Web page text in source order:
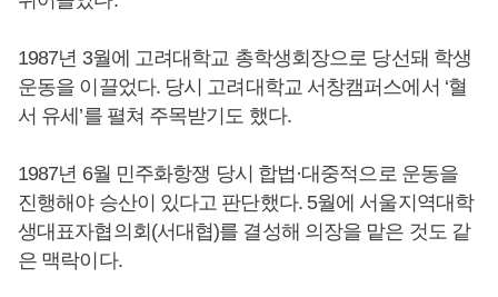
1987년 3월에 고려대학교 총학생회장으로 당선돼 학생
운동을 이끌었다. 당시 고려대학교 서창캠퍼스에서 ‘혈
서 유세’를 펼쳐 주목받기도 했다.
1987년 6월 민주화항쟁 당시 합법·대중적으로 운동을
진행해야 승산이 있다고 판단했다. 5월에 서울지역대학
생대표자협의회(서대협)를 결성해 의장을 맡은 것도 같
은 맥락이다.